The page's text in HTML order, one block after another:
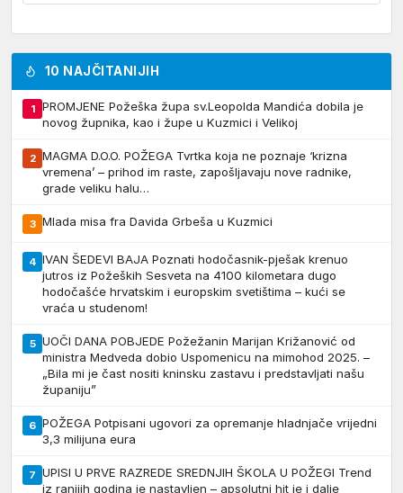
10 NAJČITANIJIH
1
PROMJENE Požeška župa sv.Leopolda Mandića dobila je
novog župnika, kao i župe u Kuzmici i Velikoj
2 MAGMA D.O.O. POŽEGA Tvrtka koja ne poznaje ‘krizna
vremena’ – prihod im raste, zapošljavaju nove radnike,
grade veliku halu…
3 Mlada misa fra Davida Grbeša u Kuzmici
4 IVAN ŠEDEVI BAJA Poznati hodočasnik-pješak krenuo
jutros iz Požeških Sesveta na 4100 kilometara dugo
hodočašće hrvatskim i europskim svetištima – kući se
vraća u studenom!
5 UOČI DANA POBJEDE Požežanin Marijan Križanović od
ministra Medveda dobio Uspomenicu na mimohod 2025. –
„Bila mi je čast nositi kninsku zastavu i predstavljati našu
županiju”
6 POŽEGA Potpisani ugovori za opremanje hladnjače vrijedni
3,3 milijuna eura
7 UPISI U PRVE RAZREDE SREDNJIH ŠKOLA U POŽEGI Trend
iz ranijih godina je nastavljen – apsolutni hit je i dalje